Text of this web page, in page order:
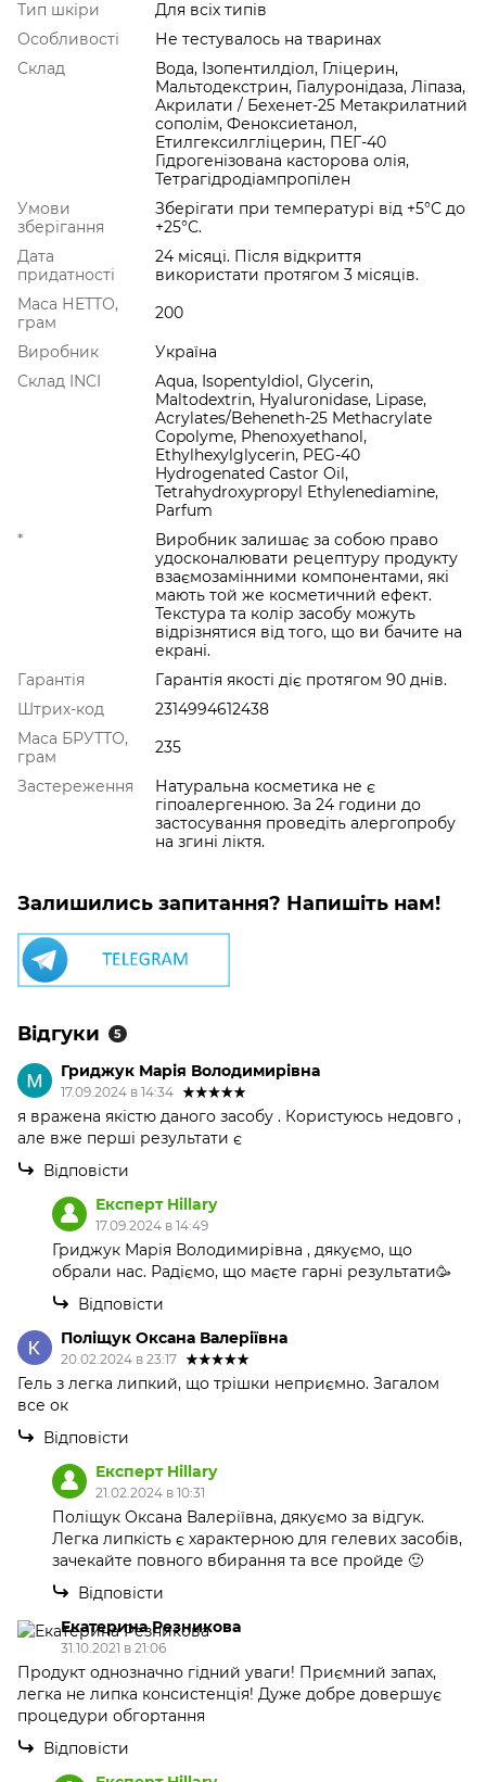
Тип шкіри
Для всіх типів
Особливості
Не тестувалось на тваринах
Склад
Вода, Ізопентилдіол, Гліцерин,
Мальтодекстрин, Гіалуронідаза, Ліпаза,
Акрилати / Бехенет-25 Метакрилатний
сополім, Феноксиетанол,
Етилгексилгліцерин, ПЕГ-40
Гідрогенізована касторова олія,
Тетрагідродіампропілен
Умови
зберігання
Зберігати при температурі від +5°С до
+25°С.
Дата
придатності
24 місяці. Після відкриття
використати протягом 3 місяців.
Маса НЕТТО,
грам
200
Виробник
Україна
Cклад INCI
Aqua, Isopentyldiol, Glycerin,
Maltodextrin, Hyaluronidase, Lipase,
Acrylates/Beheneth-25 Methacrylate
Copolyme, Phenoxyethanol,
Ethylhexylglycerin, PEG-40
Hydrogenated Castor Oil,
Tetrahydroxypropyl Ethylenediamine,
Parfum
*
Виробник залишає за собою право
удосконалювати рецептуру продукту
взаємозамінними компонентами, які
мають той же косметичний ефект.
Текстура та колір засобу можуть
відрізнятися від того, що ви бачите на
екрані.
Гарантія
Гарантія якості діє протягом 90 днів.
Штрих-код
2314994612438
Маса БРУТТО,
грам
235
Застереження
Натуральна косметика не є
гіпоалергенною. За 24 години до
застосування проведіть алергопробу
на згині ліктя.
Залишились запитання? Напишіть нам!
Відгуки 5
Гриджук Марія Володимирівна
17.09.2024 в 14:34
я вражена якістю даного засобу . Користуюсь недовго ,
але вже перші результати є
Відповісти
Експерт Hillary
17.09.2024 в 14:49
Гриджук Марія Володимирівна , дякуємо, що
обрали нас. Радіємо, що маєте гарні результати🥳
Відповісти
Поліщук Оксана Валеріївна
20.02.2024 в 23:17
Гель з легка липкий, що трішки неприємно. Загалом
все ок
Відповісти
Експерт Hillary
21.02.2024 в 10:31
Поліщук Оксана Валеріївна, дякуємо за відгук.
Легка липкість є характерною для гелевих засобів,
зачекайте повного вбирання та все пройде 🙂
Відповісти
Екатерина Резникова
31.10.2021 в 21:06
Продукт однозначно гідний уваги! Приємний запах,
легка не липка консистенція! Дуже добре довершує
процедури обгортання
Відповісти